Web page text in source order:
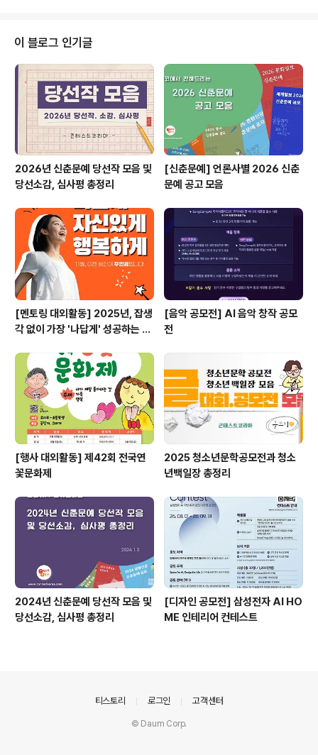
p) 등 모든 장르의 스트리트 댄서와 함께 관악구 특성화 장
소(신림 별빛내린천)에서 펼쳐지는 글로벌 스트리트 댄스
페스티벌입니다. 올해 4회차인 ‘2025 그루브 인 관악’은
'스우파', '스맨파' 출연진과 함께하는 모든 장르의 스트리
트 댄스 배틀, 댄스워크숍, 플리마켓, 플레이..
이 블로그 인기글
2026년 신춘문예 당선작 모음 및
당선소감, 심사평 총정리
[신춘문예] 언론사별 2026 신춘
문예 공고 모음
[멘토링 대외활동] 2025년, 잡생
각 없이 가장 '나답게' 성공하는 법
[음악 공모전] AI 음악 창작 공모
전
[행사 대외활동] 제42회 전국연
꽃문화제
2025 청소년문학공모전과 청소
년백일장 총정리
2024년 신춘문예 당선작 모음 및
당선소감, 심사평 총정리
[디자인 공모전] 삼성전자 AI HO
ME 인테리어 컨테스트
티스토리 로그인 고객센터
© Daum Corp.